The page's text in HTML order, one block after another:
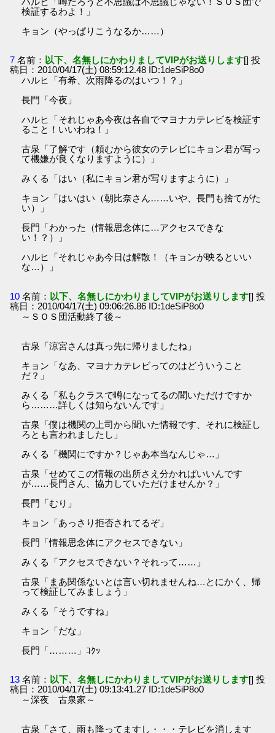
検証するわよ！」
キョン（やっぱりこうなるか……）
7 名前： 以下、名無しにかわりましてVIPがお送りします[] 投
稿日：2010/04/17(土) 08:59:12.48 ID:1deSiP8o0
ハルヒ「有希、次雨降るのはいつ！？」
長門「今夜」
ハルヒ「それじゃあ今夜は各自でマヨナカテレビを検証す
ること！いいわね！」
古泉「了解です（頼むから彼女のテレビにキョン君が写っ
て機嫌が良くなりますように）」
みくる「はい（私にキョン君が写りますように）」
キョン「はいはい（朝比奈さん……いや、長門も捨てがた
い）」
長門「わかった（情報思念体に…アクセスできな
い！？）」
ハルヒ「それじゃあ今日は解散！（キョンが映るといい
な…）」
10 名前： 以下、名無しにかわりましてVIPがお送りします[] 投
稿日：2010/04/17(土) 09:06:26.86 ID:1deSiP8o0
～ＳＯＳ団活動終了後～
古泉「涼宮さんは真っ先に帰りましたね」
キョン「なあ、マヨナカテレビってのはどういうこと
だ？」
みくる「私もクラスで噂になってるの聞いただけですか
ら………詳しくは知らないんです」
古泉「僕は機関の上司から聞いた情報です、それに検証し
ろとも言われましたし」
みくる「機関にですか？じゃあ本当なんじゃ…」
古泉「せめてこの情報の出所さえ分かればいいんです
が……長門さん、協力していただけませんか？」
長門「むり」
キョン「あっさり拒否されてるぞ」
長門「情報思念体にアクセスできない」
みくる「アクセスできない？それって……」
古泉「まあ関係ないとは言い切れませんね…とにかく、帰
って検証してみましょう」
みくる「そうですね」
キョン「だな」
長門「………」ｺｸｯ
13 名前： 以下、名無しにかわりましてVIPがお送りします[] 投
稿日：2010/04/17(土) 09:13:41.27 ID:1deSiP8o0
～深夜 古泉家～
古泉「さて、雨も降ってますし・・・テレビを消します